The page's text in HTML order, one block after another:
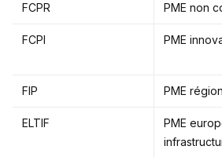
FCPR PME non
FCPI PME
FIP PME
ELTIF
PME